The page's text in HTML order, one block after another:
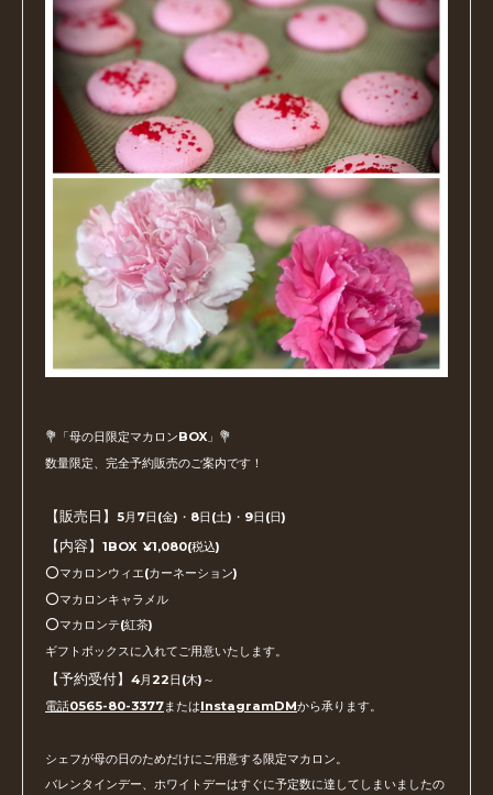
💐「母の日限定マカロンBOX」💐
数量限定、完全予約販売のご案内です！
【販売日】 5月7日(金)・8日(土)・9日(日)
【内容】 1BOX ¥1,080(税込)
⭕️マカロンウィエ(カーネーション)
⭕️マカロンキャラメル
⭕️マカロンテ(紅茶)
ギフトボックスに入れてご用意いたします。
【予約受付】 4月22日(木)～
電話0565-80-3377またはInstagramDMから承ります。
シェフが母の日のためだけにご用意する限定マカロン。
バレンタインデー、ホワイトデーはすぐに予定数に達してしまいましたの